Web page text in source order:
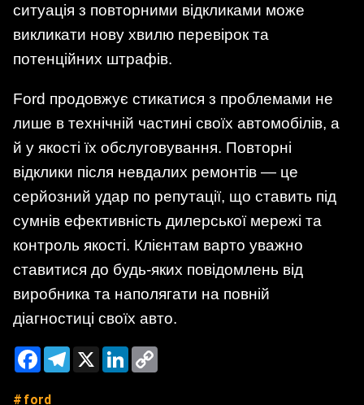
ситуація з повторними відкликами може
викликати нову хвилю перевірок та
потенційних штрафів.
Ford продовжує стикатися з проблемами не
лише в технічній частині своїх автомобілів, а
й у якості їх обслуговування. Повторні
відклики після невдалих ремонтів — це
серйозний удар по репутації, що ставить під
сумнів ефективність дилерської мережі та
контроль якості. Клієнтам варто уважно
ставитися до будь-яких повідомлень від
виробника та наполягати на повній
діагностиці своїх авто.
FacebookTelegram
X LinkedIn
ford